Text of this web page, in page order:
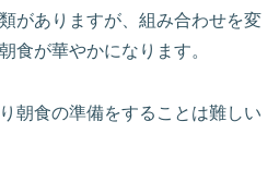
がありますが、組み合わせを変
食が華やかになります。
朝食の準備をすることは難しい